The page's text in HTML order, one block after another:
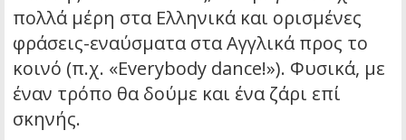
πολλά μέρη στα Ελληνικά και ορισμένες
φράσεις-εναύσματα στα Αγγλικά προς το
κοινό (π.χ. «Εverybody dance!»). Φυσικά, με
έναν τρόπο θα δούμε και ένα ζάρι επί
σκηνής.